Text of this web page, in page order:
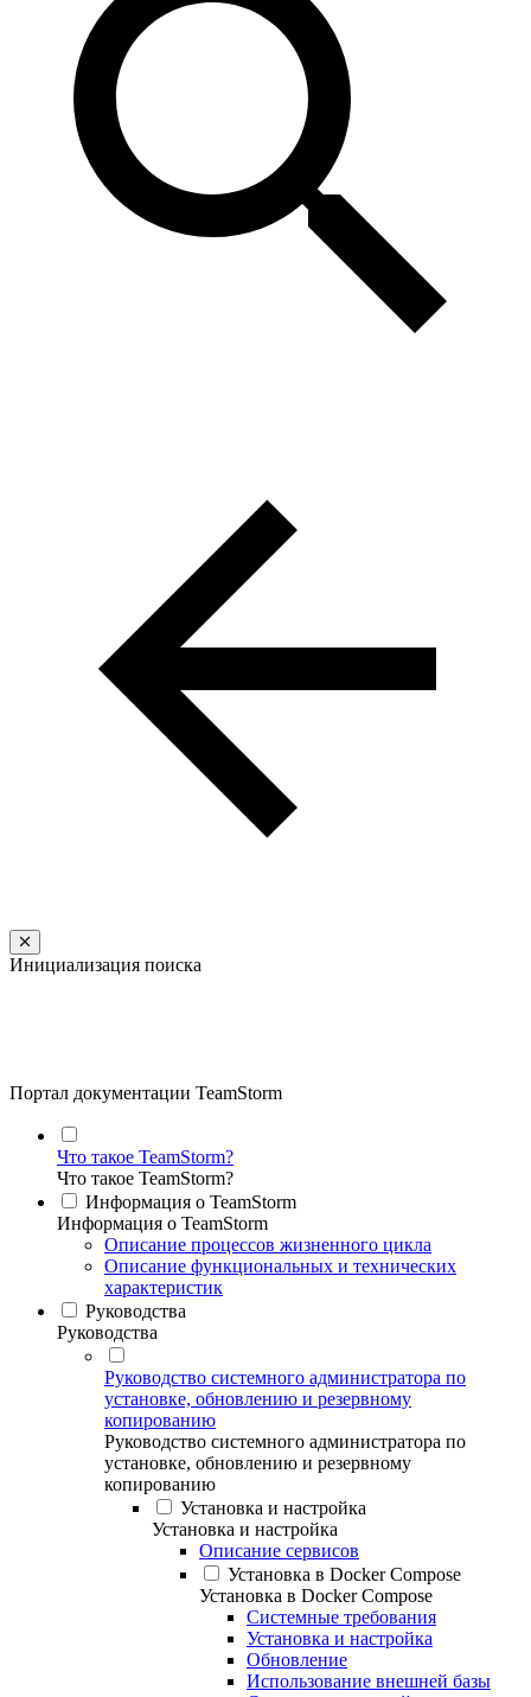
Инициализация поиска
Портал документации TeamStorm
Что такое TeamStorm?
Что такое TeamStorm?
Информация о TeamStorm
Информация о TeamStorm
Описание процессов жизненного цикла
Описание функциональных и технических
характеристик
Руководства
Руководства
Руководство системного администратора по
установке, обновлению и резервному
копированию
Руководство системного администратора по
установке, обновлению и резервному
копированию
Установка и настройка
Установка и настройка
Описание сервисов
Установка в Docker Compose
Установка в Docker Compose
Системные требования
Установка и настройка
Обновление
Использование внешней базы